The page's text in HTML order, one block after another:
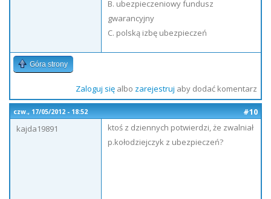
B. ubezpieczeniowy fundusz
gwarancyjny
C. polską izbę ubezpieczeń
Góra strony
Zaloguj sięalbo zarejestruj aby dodać komentarz
czw., 17/05/2012 - 18:52
#10
kajda19891
ktoś z dziennych potwierdzi, że zwalniał
p.kołodziejczyk z ubezpieczeń?